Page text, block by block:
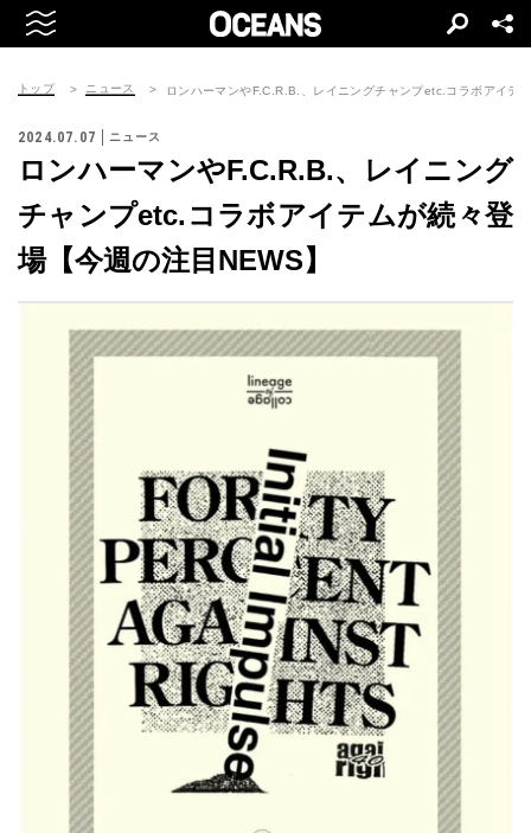
トップ ニュース ロンハーマンやF.C.R.B.、レイニングチャンプetc.コラボアイテ
2024.07.07 ニュース
ロンハーマンやF.C.R.B.、レイニング
チャンプetc.コラボアイテムが続々登
場【今週の注目NEWS】